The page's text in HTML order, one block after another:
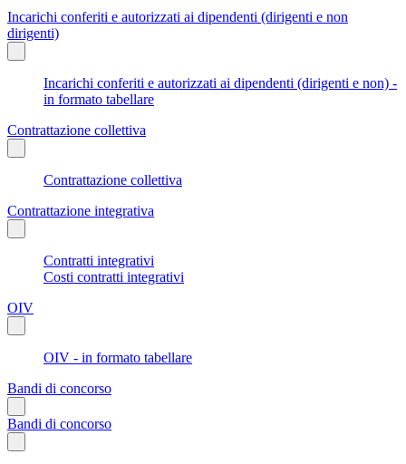
Incarichi conferiti e autorizzati ai dipendenti (dirigenti e non
dirigenti)
Incarichi conferiti e autorizzati ai dipendenti (dirigenti e non) -
in formato tabellare
Contrattazione collettiva
Contrattazione collettiva
Contrattazione integrativa
Contratti integrativi
Costi contratti integrativi
OIV
OIV - in formato tabellare
Bandi di concorso
Bandi di concorso